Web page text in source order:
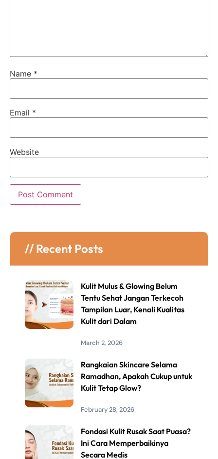
Name *
Email *
Website
// Recent Posts
Kulit Mulus & Glowing Belum
Tentu Sehat Jangan Terkecoh
Tampilan Luar, Kenali Kualitas
Kulit dari Dalam
March 2, 2026
Rangkaian Skincare Selama
Ramadhan, Apakah Cukup untuk
Kulit Tetap Glow?
February 28, 2026
Fondasi Kulit Rusak Saat Puasa?
Ini Cara Memperbaikinya
Secara Medis